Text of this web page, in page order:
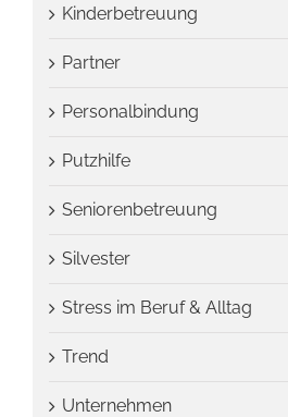
Kinderbetreuung
Partner
Personalbindung
Putzhilfe
Seniorenbetreuung
Silvester
Stress im Beruf & Alltag
Trend
Unternehmen